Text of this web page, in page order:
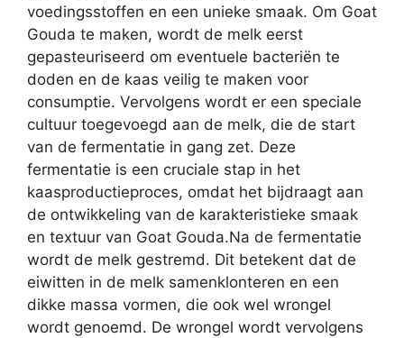
voedingsstoffen en een unieke smaak. Om Goat
Gouda te maken, wordt de melk eerst
gepasteuriseerd om eventuele bacteriën te
doden en de kaas veilig te maken voor
consumptie. Vervolgens wordt er een speciale
cultuur toegevoegd aan de melk, die de start
van de fermentatie in gang zet. Deze
fermentatie is een cruciale stap in het
kaasproductieproces, omdat het bijdraagt aan
de ontwikkeling van de karakteristieke smaak
en textuur van Goat Gouda.Na de fermentatie
wordt de melk gestremd. Dit betekent dat de
eiwitten in de melk samenklonteren en een
dikke massa vormen, die ook wel wrongel
wordt genoemd. De wrongel wordt vervolgens